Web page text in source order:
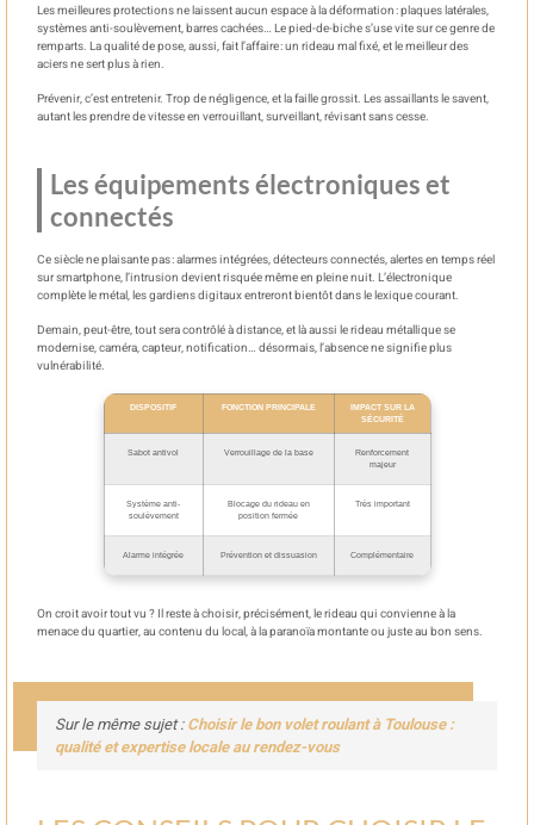
Les meilleures protections ne laissent aucun espace à la déformation : plaques latérales,
systèmes anti-soulèvement, barres cachées… Le pied-de-biche s’use vite sur ce genre de
remparts. La qualité de pose, aussi, fait l’affaire : un rideau mal fixé, et le meilleur des
aciers ne sert plus à rien.
Prévenir, c’est entretenir. Trop de négligence, et la faille grossit. Les assaillants le savent,
autant les prendre de vitesse en verrouillant, surveillant, révisant sans cesse.
Les équipements électroniques et
connectés
Ce siècle ne plaisante pas : alarmes intégrées, détecteurs connectés, alertes en temps réel
sur smartphone, l’intrusion devient risquée même en pleine nuit. L’électronique
complète le métal, les gardiens digitaux entreront bientôt dans le lexique courant.
Demain, peut-être, tout sera contrôlé à distance, et là aussi le rideau métallique se
modernise, caméra, capteur, notification… désormais, l’absence ne signifie plus
vulnérabilité.
DISPOSITIF FONCTION PRINCIPALE
IMPACT SUR LA
SÉCURITÉ
Sabot antivol Verrouillage de la base
Renforcement
majeur
Système anti-
soulèvement
Blocage du rideau en
position fermée
Très important
Alarme intégrée Prévention et dissuasion Complémentaire
On croit avoir tout vu ? Il reste à choisir, précisément, le rideau qui convienne à la
menace du quartier, au contenu du local, à la paranoïa montante ou juste au bon sens.
Sur le même sujet :Choisir le bon volet roulant à Toulouse :
qualité et expertise locale au rendez-vous